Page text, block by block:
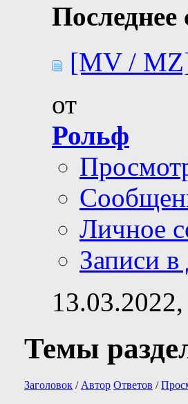
[MV /
от
Рольф
Личное
Записи в
13.03.2022,
Темы
Заголовок / Автор Ответов /